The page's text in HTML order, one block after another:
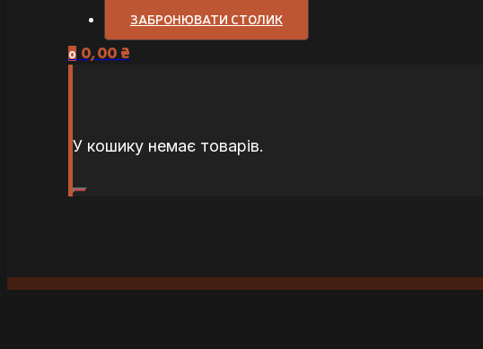
ЗАБРОНЮВАТИ СТОЛИК
0 0,00 ₴
У кошику немає товарів.